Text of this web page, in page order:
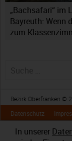
„Bachsafari“ im
Bayreuth: Wenn
zum
Bezirk Oberfranken ©
Datenschutz
In unserer